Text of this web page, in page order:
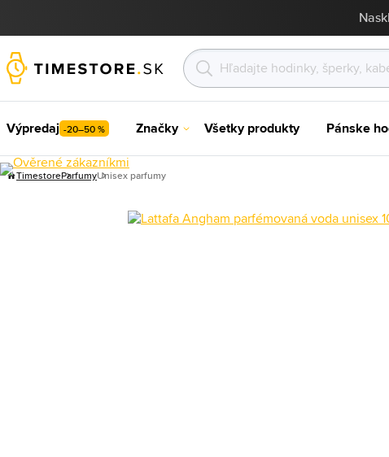
Výpredaj -20–50 % Značky Všetky produkty Pánske
TimestoreParfumyUnisex parfumy